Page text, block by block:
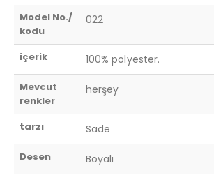
Model No./
kodu
022
içerik 100% polyester.
Mevcut
renkler
herşey
tarzı Sade
Desen Boyalı